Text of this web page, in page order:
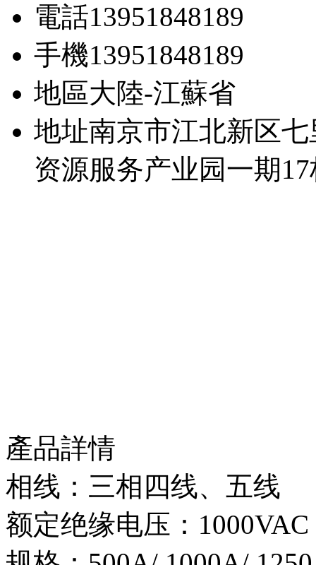
電話13951848189
手機13951848189
地區大陸-江蘇省
地址南京市江北新区
资源服务产业园一期17
產品詳情
相线：三相四线、五线
额定绝缘电压：1000VAC